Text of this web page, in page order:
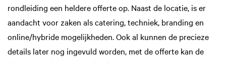
rondleiding een heldere offerte op. Naast de locatie, is er
aandacht voor zaken als catering, techniek, branding en
online/hybride mogelijkheden. Ook al kunnen de precieze
details later nog ingevuld worden, met de offerte kan de